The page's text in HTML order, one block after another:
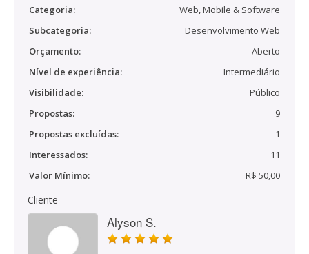
Categoria:
Web, Mobile & Software
Subcategoria:
Desenvolvimento Web
Orçamento:
Aberto
Nível de experiência:
Intermediário
Visibilidade:
Público
Propostas:
9
Propostas excluídas:
1
Interessados:
11
Valor Mínimo:
R$ 50,00
Cliente
Alyson S.